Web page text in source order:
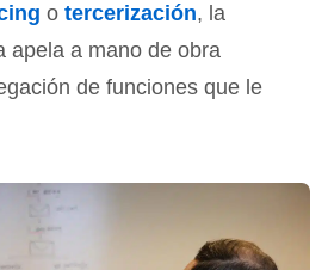
o tercerización, la
apela a mano de obra
de funciones que le